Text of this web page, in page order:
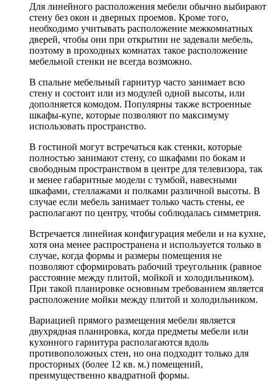
Для линейного расположения мебели обычно выбирают
стену без окон и дверных проемов. Кроме того,
необходимо учитывать расположение межкомнатных
дверей, чтобы они при открытии не задевали мебель,
поэтому в проходных комнатах такое расположение
мебельной стенки не всегда возможно.
В спальне мебельный гарнитур часто занимает всю
стену и состоит или из модулей одной высоты, или
дополняется комодом. Популярны также встроенные
шкафы-купе, которые позволяют по максимуму
использовать пространство.
В гостиной могут встречаться как стенки, которые
полностью занимают стену, со шкафами по бокам и
свободным пространством в центре для телевизора, так
и менее габаритные модели с тумбой, навесными
шкафами, стеллажами и полками различной высоты. В
случае если мебель занимает только часть стены, ее
располагают по центру, чтобы соблюдалась симметрия.
Встречается линейная конфигурация мебели и на кухне,
хотя она менее распространена и используется только в
случае, когда формы и размеры помещения не
позволяют сформировать рабочий треугольник (равное
расстояние между плитой, мойкой и холодильником).
При такой планировке основным требованием является
расположение мойки между плитой и холодильником.
Вариацией прямого размещения мебели является
двухрядная планировка, когда предметы мебели или
кухонного гарнитура располагаются вдоль
противоположных стен, но она подходит только для
просторных (более 12 кв. м.) помещений,
преимущественно квадратной формы.